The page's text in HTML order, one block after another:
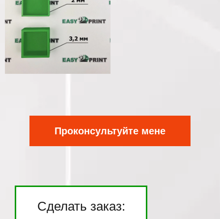
Проконсультуйте мене
Сделать заказ: